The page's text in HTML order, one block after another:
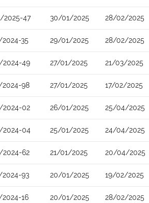
2025-47 30/01/2025 28/02/2025
35 29/01/2025 28/02/2025
2024-49 27/01/2025 21/03/2025
2024-98 27/01/2025 17/02/2025
2024-02 26/01/2025 25/04/2025
2024-04 25/01/2025 24/04/2025
2024-62 21/01/2025 20/04/2025
2024-93 20/01/2025 19/02/2025
2024-16 20/01/2025 28/02/2025